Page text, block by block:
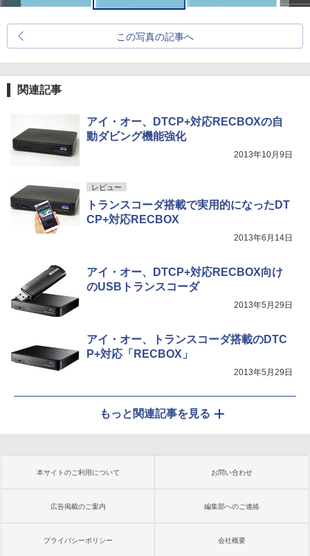
この写真の記事へ
関連記事
アイ・オー、DTCP+対応RECBOXの自
動ダビング機能強化
2013年10月9日
レビュー
トランスコーダ搭載で実用的になったDT
CP+対応RECBOX
2013年6月14日
アイ・オー、DTCP+対応RECBOX向け
のUSBトランスコーダ
2013年5月29日
アイ・オー、トランスコーダ搭載のDTC
P+対応「RECBOX」
2013年5月29日
もっと関連記事を見る
本サイトのご利用について お問い合わせ
広告掲載のご案内 編集部へのご連絡
プライバシーポリシー 会社概要